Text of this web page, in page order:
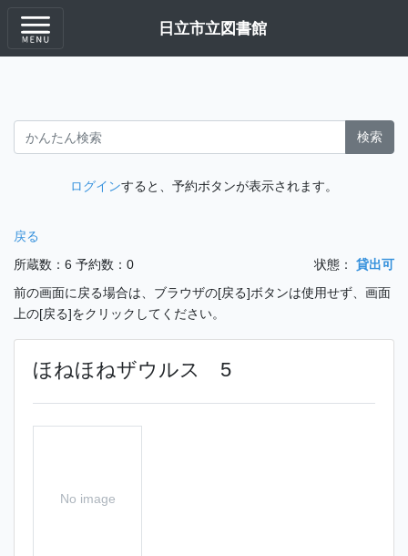
日立市立図書館
検索
ログインすると、予約ボタンが表示されます。
戻る
所蔵数：6 予約数：0 状態：
貸出可
前の画面に戻る場合は、ブラウザの[戻る]ボタンは使用せず、画面
上の[戻る]をクリックしてください。
ほねほねザウルス 5
No image